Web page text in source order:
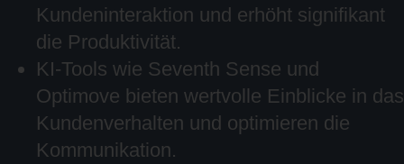
Kundeninteraktion und erhöht signifikant
die Produktivität.
KI-Tools wie Seventh Sense und
Optimove bieten wertvolle Einblicke in das
Kundenverhalten und optimieren die
Kommunikation.